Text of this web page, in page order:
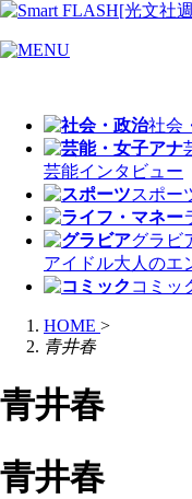
社会
芸能インタビュー
スポー
グラビ
アイドル大人のエ
コミッ
HOME >
青井春
青井春
青井春